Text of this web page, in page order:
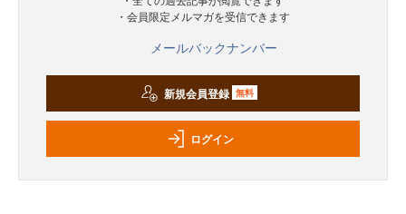
・会員限定メルマガを受信できます
メールバックナンバー
新規会員登録 無料
ログイン